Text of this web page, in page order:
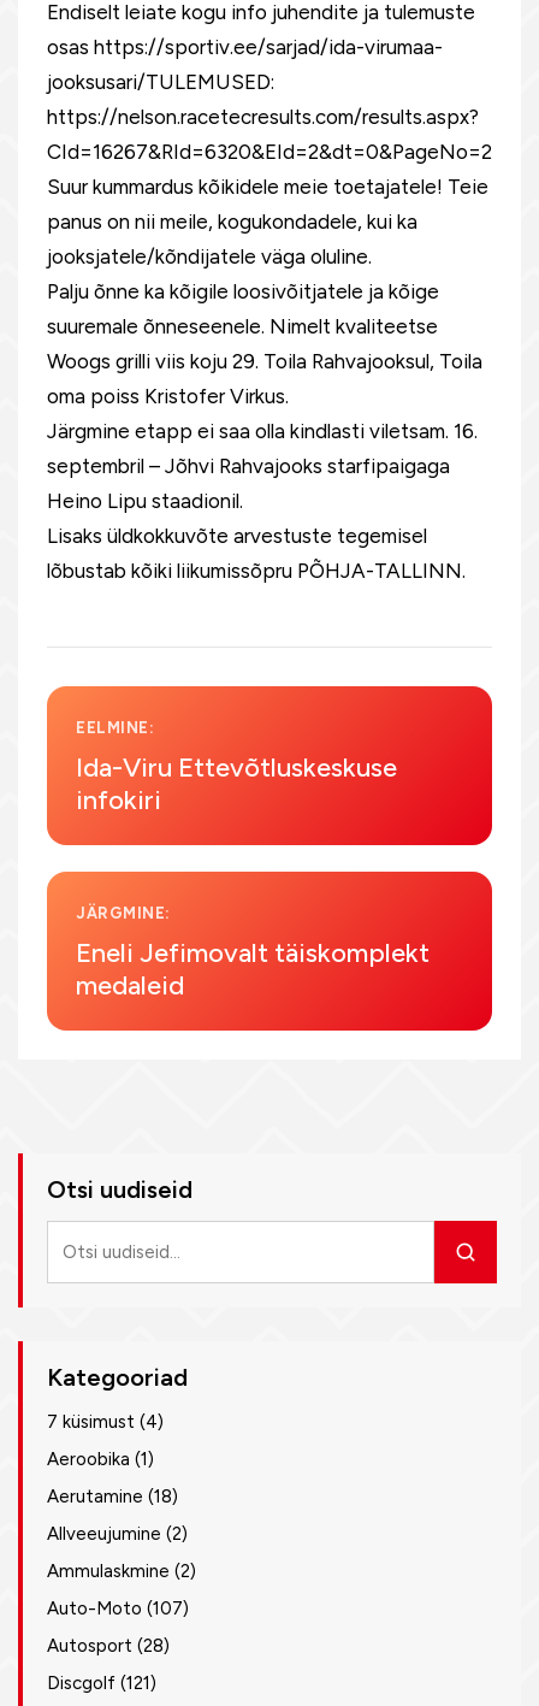
Endiselt leiate kogu info juhendite ja tulemuste
osas https://sportiv.ee/sarjad/ida-virumaa-
jooksusari/TULEMUSED:
https://nelson.racetecresults.com/results.aspx?
CId=16267&RId=6320&EId=2&dt=0&PageNo=2
Suur kummardus kõikidele meie toetajatele! Teie
panus on nii meile, kogukondadele, kui ka
jooksjatele/kõndijatele väga oluline.
Palju õnne ka kõigile loosivõitjatele ja kõige
suuremale õnneseenele. Nimelt kvaliteetse
Woogs grilli viis koju 29. Toila Rahvajooksul, Toila
oma poiss Kristofer Virkus.
Järgmine etapp ei saa olla kindlasti viletsam. 16.
septembril – Jõhvi Rahvajooks starfipaigaga
Heino Lipu staadionil.
Lisaks üldkokkuvõte arvestuste tegemisel
lõbustab kõiki liikumissõpru PÕHJA-TALLINN.
EELMINE:
Ida-Viru Ettevõtluskeskuse
infokiri
JÄRGMINE:
Eneli Jefimovalt täiskomplekt
medaleid
Otsi uudiseid
uudiseid
Kategooriad
7 küsimust (4)
Aeroobika (1)
Aerutamine (18)
Allveeujumine (2)
Ammulaskmine (2)
Auto-Moto (107)
Autosport (28)
Discgolf (121)